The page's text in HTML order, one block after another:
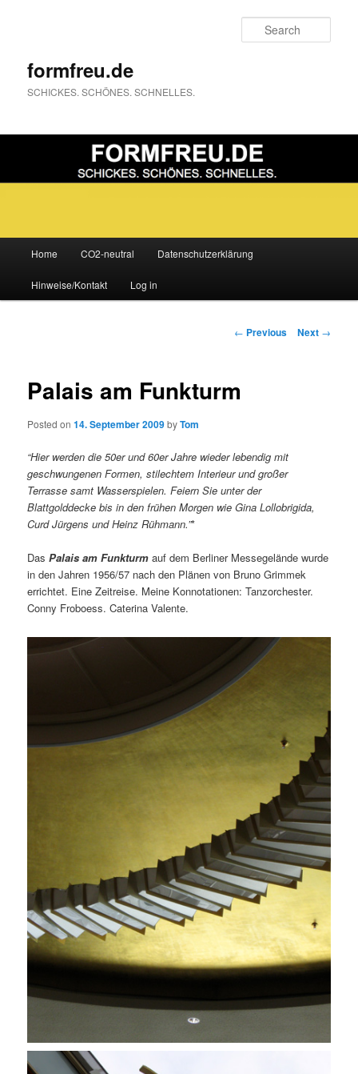
formfreu.de
SCHICKES. SCHÖNES. SCHNELLES.
Skip
to
Home CO2-neutral Datenschutzerklärung
Hinweise/Kontakt Log in
Post
← Previous Next →
Palais am Funkturm
Posted on14. September 2009byTom
“Hier werden die 50er und 60er Jahre wieder lebendig mit
geschwungenen Formen, stilechtem Interieur und großer
Terrasse samt Wasserspielen. Feiern Sie unter der
Blattgolddecke bis in den frühen Morgen wie Gina Lollobrigida,
Curd Jürgens und Heinz Rühmann.”*
DasPalais am Funkturm auf dem Berliner Messegelände wurde
in den Jahren 1956/57 nach den Plänen von Bruno Grimmek
errichtet. Eine Zeitreise. Meine Konnotationen: Tanzorchester.
Conny Froboess. Caterina Valente.